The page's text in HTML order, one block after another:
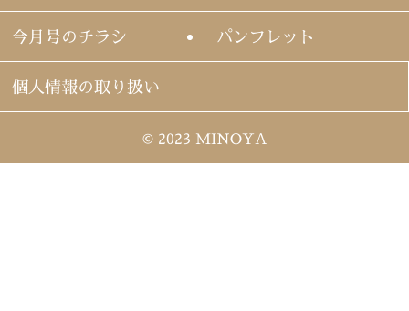
今月号のチラシ パンフレット
個人情報の取り扱い
© 2023 MINOYA